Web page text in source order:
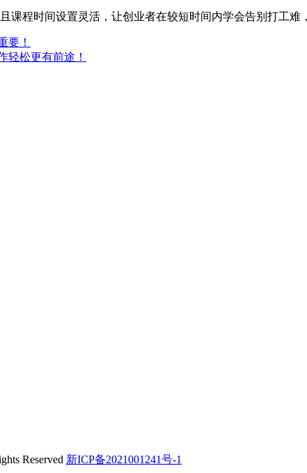
程时间设置灵活，让创业者在较短时间内学会告别打工难
要！
轻松更有前途！
Reserved 新ICP备2021001241号-1